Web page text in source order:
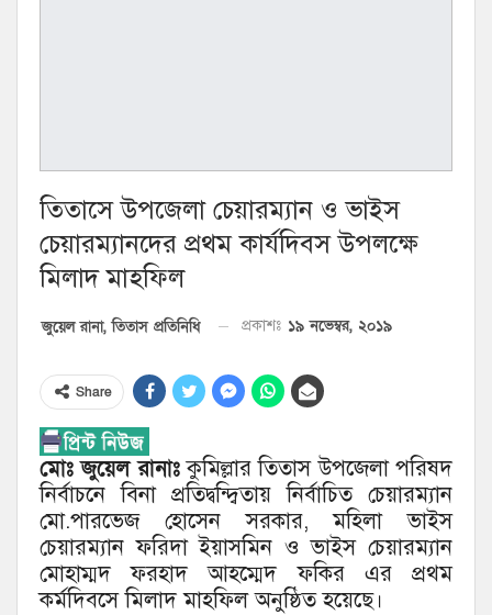
তিতাসে উপজেলা চেয়ারম্যান ও ভাইস
চেয়ারম্যানদের প্রথম কার্যদিবস উপলক্ষে
মিলাদ মাহফিল
জুয়েল রানা, তিতাস প্রতিনিধি প্রকাশঃ ১৯ নভেম্বর, ২০১৯
Share
মোঃ জুয়েল রানাঃকুমিল্লার তিতাস উপজেলা পরিষদ
নির্বাচনে বিনা প্রতিদ্বন্দ্বিতায় নির্বাচিত চেয়ারম্যান
মো.পারভেজ হোসেন সরকার, মহিলা ভাইস
চেয়ারম্যান ফরিদা ইয়াসমিন ও ভাইস চেয়ারম্যান
মোহাম্মদ ফরহাদ আহম্মেদ ফকির এর প্রথম
কর্মদিবসে মিলাদ মাহফিল অনুষ্ঠিত হয়েছে।